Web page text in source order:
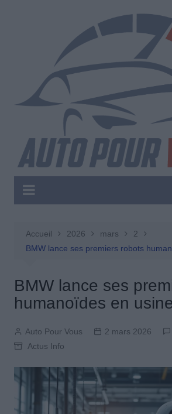
Accueil 2026 mars
2
BMW lance ses premiers robots
BMW lance ses
humanoïdes en usine
Auto Pour Vous 2 mars 2026
Actus Info